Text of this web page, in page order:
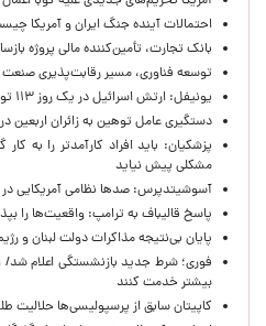
احتمالات آینده جنگ ایران و آمریکا
بانک تجارت، تأمین‌کننده مالی پروژه بازسازی فازهای ۴
توسعه فناوری، مسیر رقابت‌پذیری
یونیفل: ارتش اسرائیل در یک روز ۱۱۳ توپ به جنوب لبنان شلیک کرده است
دستگیری عامل توهین به زائران
پزشکیان: باید افراد کارآمدتر را به
مشکلی پیش نیاید
آسوشیتدپرس: صدها نظامی آمریکایی
پاسخ قالیباف به ترامپ: واقعیت‌ها را
پایان بی‌نتیجه مذاکرات دولت لبنان و
بیشتر خدمت کنند
کاپیتان سابق از پرسپولیسی‌ها حلالیت